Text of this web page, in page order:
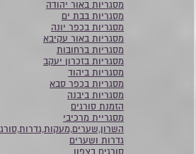
מסגריות באור יהודה
מסגריות בבת ים
מסגריות בכפר יונה
מסגריות באור עקיבא
מסגריות ברחובות
מסגריות בזכרון יעקב
מסגריות ביהוד
מסגריות בכפר סבא
מסגריות ביבנה
הזמנת סורגים
מסגריית מרכיבי
גדרות ושערים